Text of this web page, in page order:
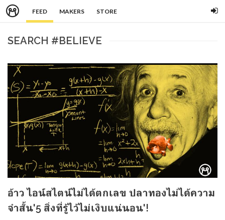
FEED MAKERS STORE
SEARCH #BELIEVE
อ้าว ไอน์สไตน์ไม่ได้ตกเลข ปลาทองไม่ได้ความ
จำสั้น'5 สิ่งที่รู้ไว้ไม่เงิบแน่นอน'!